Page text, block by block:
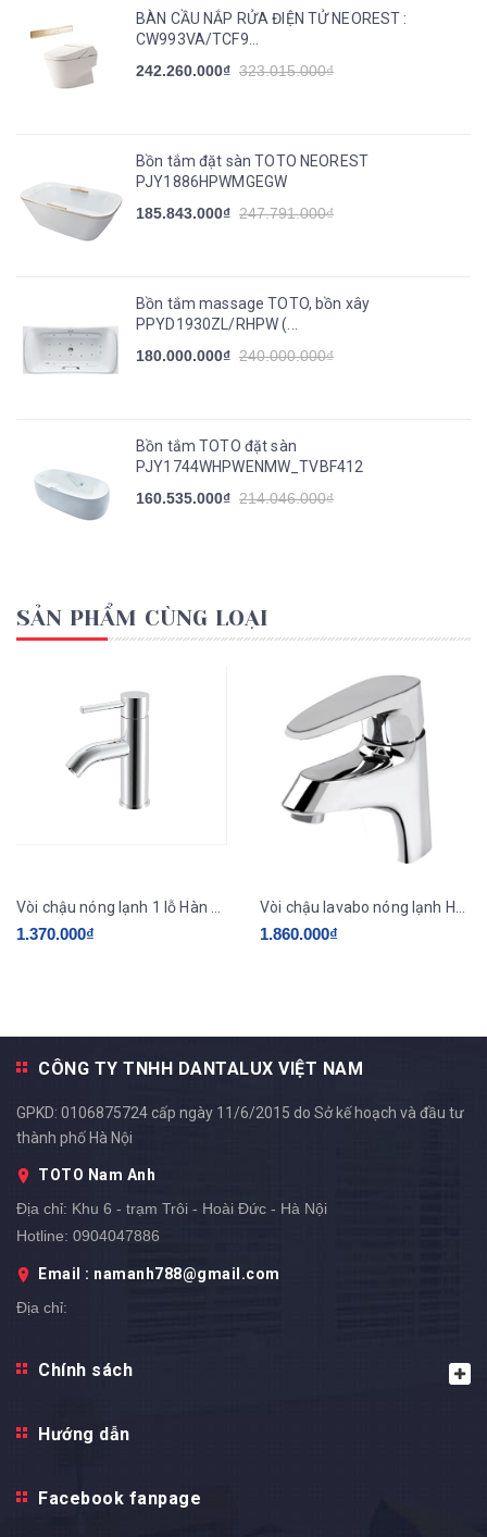
BÀN CẦU NẮP RỬA ĐIỆN TỬ NEOREST :
CW993VA/TCF9...
242.260.000₫ 323.015.000₫
Bồn tắm đặt sàn TOTO NEOREST
PJY1886HPWMGEGW
185.843.000₫ 247.791.000₫
Bồn tắm massage TOTO, bồn xây
PPYD1930ZL/RHPW (...
180.000.000₫ 240.000.000₫
Bồn tắm TOTO đặt sàn
PJY1744WHPWENMW_TVBF412
160.535.000₫ 214.046.000₫
SẢN PHẨM CÙNG LOẠI
1.370.000₫ 1.860.000₫
CÔNG TY TNHH DANTALUX VIỆT NAM
GPKD: 0106875724 cấp ngày 11/6/2015 do Sở kế hoạch và đầu tư
thành phố Hà Nội
TOTO Nam Anh
Địa chỉ: Khu 6 - trạm Trôi - Hoài Đức - Hà Nội
Hotline: 0904047886
Email : namanh788@gmail.com
Địa chỉ: